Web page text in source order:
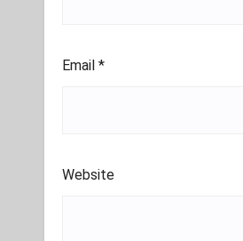
Email *
Website